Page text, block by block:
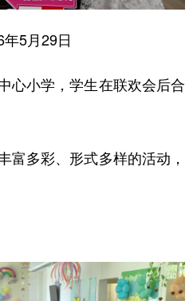
Français عربى
5月29日
心小学，学生在联欢会后合
富多彩、形式多样的活动，